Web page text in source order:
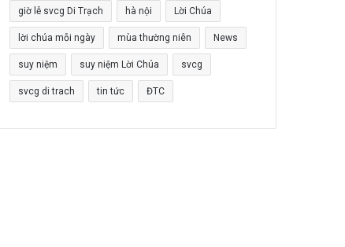
giờ lễ svcg Di Trạch hà nội Lời Chúa
lời chúa mỗi ngày mùa thường niên News
suy niệm suy niệm Lời Chúa svcg
svcg di trach tin tức ĐTC